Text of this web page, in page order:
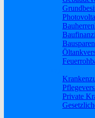
Bausparen
Private